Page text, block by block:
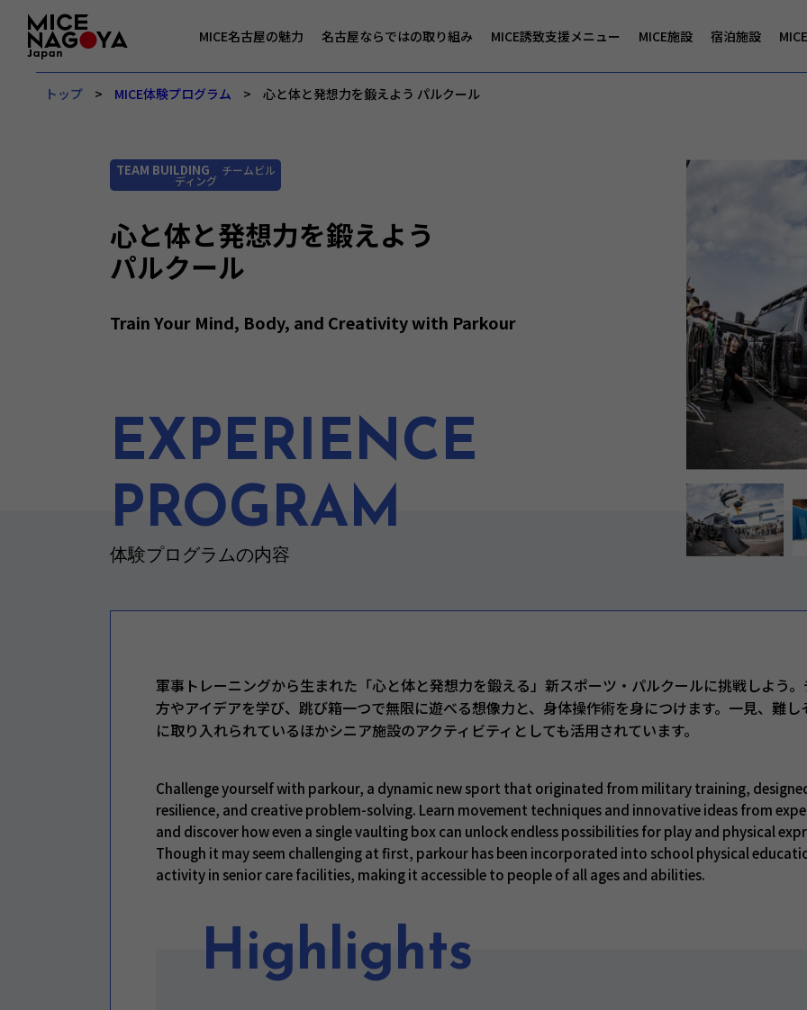
MICE名古屋の魅力 名古屋ならではの取り組み MICE誘致支援メニュー MICE施設 宿泊施設
トップ MICE体験プログラム 心と体と発想力を鍛えよう パルクール
TEAM BUILDING チームビル
ディング
心と体と発想力を鍛えよう
パルクール
Train Your Mind, Body, and Creativity with Parkour
EXPERIENCE
PROGRAM
体験プログラムの内容
軍事トレーニングから生まれた「心と体と発想力を鍛える」新スポーツ・パルクールに挑戦しよう
方やアイデアを学び、跳び箱一つで無限に遊べる想像力と、身体操作術を身につけます。一見、難
に取り入れられているほかシニア施設のアクティビティとしても活用されています。
Challenge yourself with parkour, a dynamic new sport that originated from military training,
resilience, and creative problem-solving. Learn movement techniques and innovative ideas from
and discover how even a single vaulting box can unlock endless possibilities for play and physical
Though it may seem challenging at first, parkour has been incorporated into school physical
activity in senior care facilities, making it accessible to people of all ages and abilities.
Highlights